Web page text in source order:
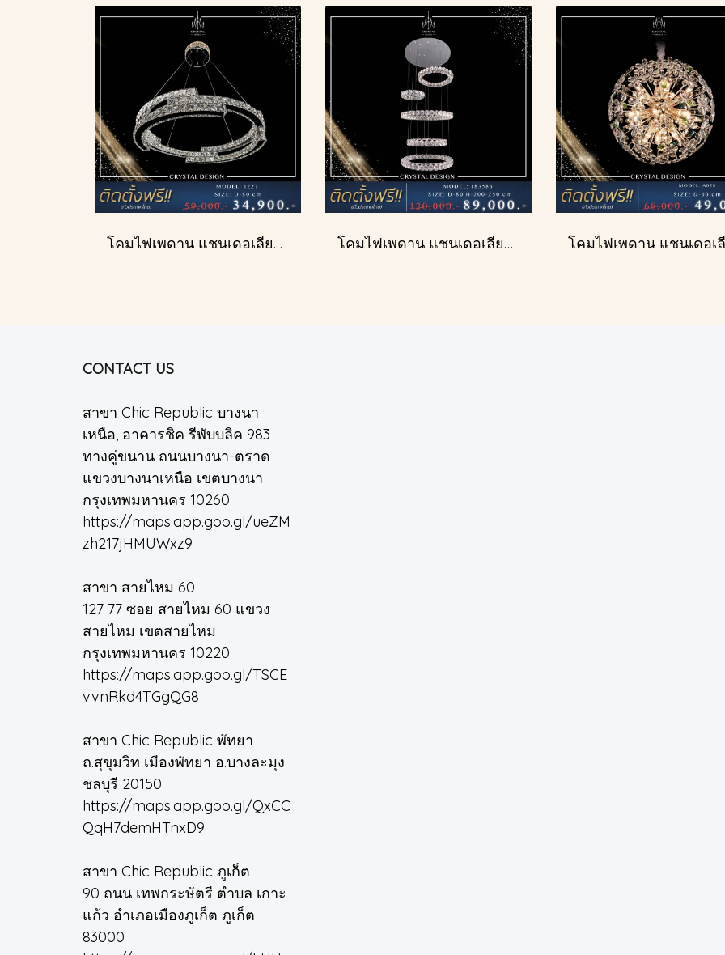
โคมไฟเพดาน แชนเดอเลียร์ รุ่น 1227 โคมไฟเพดาน แชนเดอเลียร์ รุ่น 183586
CONTACT US
สาขา Chic Republic บางนา
เหนือ, อาคารชิค รีพับบลิค 983
ทางคู่ขนาน ถนนบางนา-ตราด
แขวงบางนาเหนือ เขตบางนา
กรุงเทพมหานคร 10260
https://maps.app.goo.gl/ueZM
zh217jHMUWxz9
สาขา สายไหม 60
127 77 ซอย สายไหม 60 แขวง
สายไหม เขตสายไหม
กรุงเทพมหานคร 10220
https://maps.app.goo.gl/TSCE
vvnRkd4TGgQG8
สาขา Chic Republic พัทยา
ถ.สุขุมวิท เมืองพัทยา อ.บางละมุง
ชลบุรี 20150
https://maps.app.goo.gl/QxCC
QqH7demHTnxD9
สาขา Chic Republic ภูเก็ต
90 ถนน เทพกระษัตรี ตำบล เกาะ
แก้ว อำเภอเมืองภูเก็ต ภูเก็ต
83000